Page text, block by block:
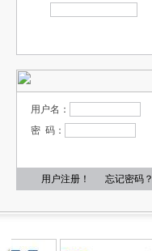
用户名：
密 码：
用户注册！ 忘记密码？